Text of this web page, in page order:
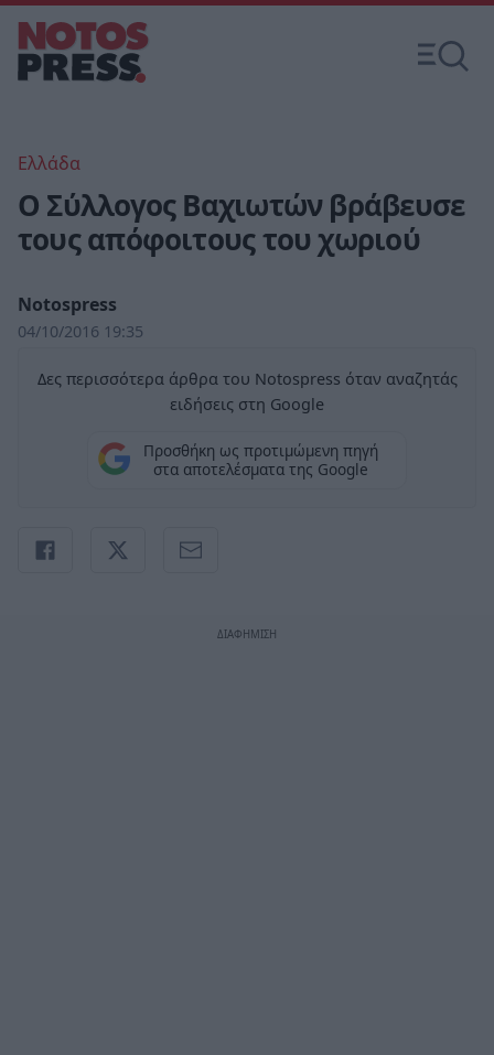
Ελλάδα
Ο Σύλλογος Βαχιωτών βράβευσε
τους απόφοιτους του χωριού
Notospress
04/10/2016 19:35
Δες περισσότερα άρθρα του Notospress όταν αναζητάς
ειδήσεις στη Google
Προσθήκη ως προτιμώμενη πηγή
στα αποτελέσματα της Google